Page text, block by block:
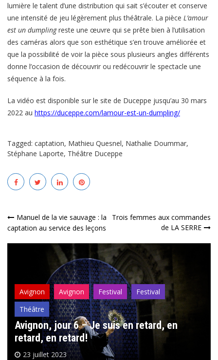
lumière le talent d’une distribution qui sait s’écouter et conserve
une intensité de jeu légèrement plus théâtrale. La pièce L’amour
est un dumplingreste une œuvre qui se prête bien à l’utilisation
des caméras alors que son esthétique s’en trouve améliorée et
que la possibilité de voir la pièce sous plusieurs angles différents
donne l’occasion de découvrir ou redécouvrir le spectacle une
séquence à la fois.
La vidéo est disponible sur le site de Duceppe jusqu’au 30 mars
2022 au https://duceppe.com/lamour-est-un-dumpling/
Tagged: captation, Mathieu Quesnel, Nathalie Doummar,
Stéphane Laporte, Théâtre Duceppe
Navigation
de
Manuel de la vie sauvage : la
captation au service des leçons
Trois femmes aux commandes
de LA SERRE
Avignon Avignon Festival
Festival
Théâtre
Avignon, jour 6 – Je suis en retard, en
retard, en retard!
23 juillet 2023